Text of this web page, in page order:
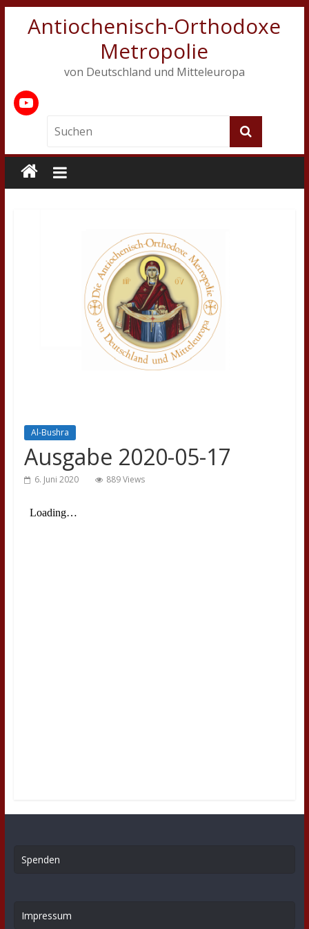
Antiochenisch-Orthodoxe
Metropolie
von Deutschland und Mitteleuropa
Al-Bushra
Ausgabe 2020-05-17
6. Juni 2020 889 Views
Spenden
Impressum